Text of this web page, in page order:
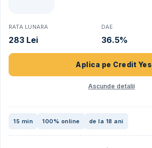
RATA LUNARA
283 Lei
DAE
36.5%
Aplica pe Credit Yes
Ascunde detalii
15 min 100% online de la 18 ani